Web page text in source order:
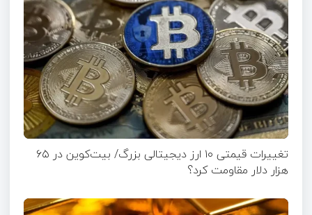
تغییرات قیمتی ۱۰ ارز دیجیتالی بزرگ/ بیت‌کوین در ۶۵
هزار دلار مقاومت کرد؟